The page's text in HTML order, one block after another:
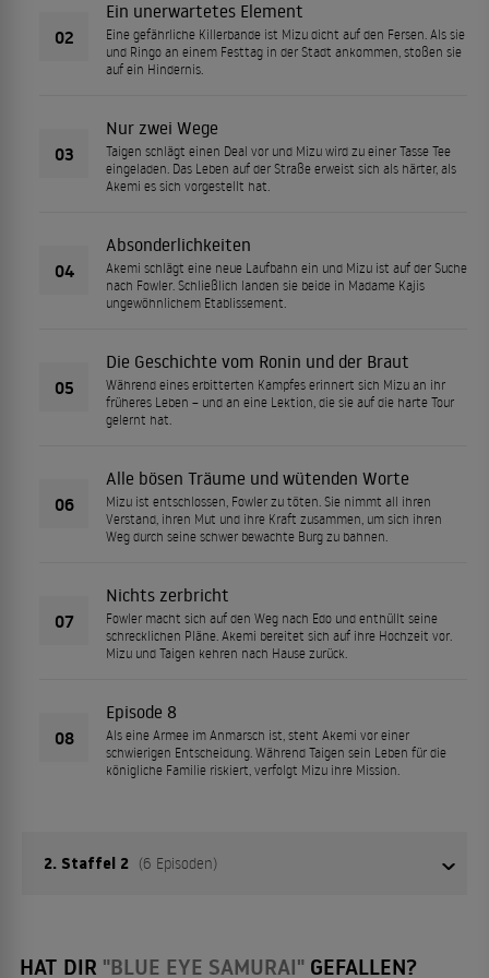
02
Ein unerwartetes Element
Eine gefährliche Killerbande ist Mizu dicht auf den Fersen. Als sie
und Ringo an einem Festtag in der Stadt ankommen, stoßen sie
auf ein Hindernis.
03
Nur zwei Wege
Taigen schlägt einen Deal vor und Mizu wird zu einer Tasse Tee
eingeladen. Das Leben auf der Straße erweist sich als härter, als
Akemi es sich vorgestellt hat.
04
Absonderlichkeiten
Akemi schlägt eine neue Laufbahn ein und Mizu ist auf der Suche
nach Fowler. Schließlich landen sie beide in Madame Kajis
ungewöhnlichem Etablissement.
05
Die Geschichte vom Ronin und der Braut
Während eines erbitterten Kampfes erinnert sich Mizu an ihr
früheres Leben – und an eine Lektion, die sie auf die harte Tour
gelernt hat.
06
Alle bösen Träume und wütenden Worte
Mizu ist entschlossen, Fowler zu töten. Sie nimmt all ihren
Verstand, ihren Mut und ihre Kraft zusammen, um sich ihren
Weg durch seine schwer bewachte Burg zu bahnen.
07
Nichts zerbricht
Fowler macht sich auf den Weg nach Edo und enthüllt seine
schrecklichen Pläne. Akemi bereitet sich auf ihre Hochzeit vor.
Mizu und Taigen kehren nach Hause zurück.
08
Episode 8
Als eine Armee im Anmarsch ist, steht Akemi vor einer
schwierigen Entscheidung. Während Taigen sein Leben für die
königliche Familie riskiert, verfolgt Mizu ihre Mission.
2. Staffel 2 (6 Episoden)
HAT DIR "BLUE EYE SAMURAI" GEFALLEN?